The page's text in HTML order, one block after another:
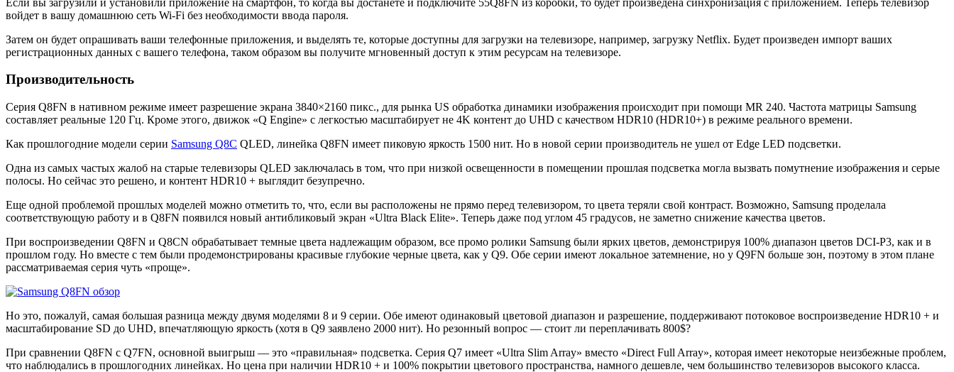
войдет в вашу домашнюю сеть Wi-Fi без необходимости ввода пароля.
Затем он будет опрашивать ваши телефонные приложения, и выделять те, которые доступны для загрузки на телевизоре, например, загрузку Netflix. Будет произведен импорт ваших
регистрационных данных с вашего телефона, таком образом вы получите мгновенный доступ к этим ресурсам на телевизоре.
Производительность
Серия Q8FN в нативном режиме имеет разрешение экрана 3840×2160 пикс., для рынка US обработка динамики изображения происходит при помощи MR 240. Частота матрицы Samsung
составляет реальные 120 Гц. Кроме этого, движок «Q Engine» с легкостью масштабирует не 4K контент до UHD с качеством HDR10 (HDR10+) в режиме реального времени.
Как прошлогодние модели серии Samsung Q8C QLED, линейка Q8FN имеет пиковую яркость 1500 нит. Но в новой серии производитель не ушел от Edge LED подсветки.
Одна из самых частых жалоб на старые телевизоры QLED заключалась в том, что при низкой освещенности в помещении прошлая подсветка могла вызвать помутнение изображения и серые
полосы. Но сейчас это решено, и контент HDR10 + выглядит безупречно.
Еще одной проблемой прошлых моделей можно отметить то, что, если вы расположены не прямо перед телевизором, то цвета теряли свой контраст. Возможно, Samsung проделала
соответствующую работу и в Q8FN появился новый антибликовый экран «Ultra Black Elite». Теперь даже под углом 45 градусов, не заметно снижение качества цветов.
При воспроизведении Q8FN и Q8CN обрабатывает темные цвета надлежащим образом, все промо ролики Samsung были ярких цветов, демонстрируя 100% диапазон цветов DCI-P3, как и в
прошлом году. Но вместе с тем были продемонстрированы красивые глубокие черные цвета, как у Q9. Обе серии имеют локальное затемнение, но у Q9FN больше зон, поэтому в этом плане
рассматриваемая серия чуть «проще».
Но это, пожалуй, самая большая разница между двумя моделями 8 и 9 серии. Обе имеют одинаковый цветовой диапазон и разрешение, поддерживают потоковое воспроизведение HDR10 + и
масштабирование SD до UHD, впечатляющую яркость (хотя в Q9 заявлено 2000 нит). Но резонный вопрос — стоит ли переплачивать 800$?
При сравнении Q8FN с Q7FN, основной выигрыш — это «правильная» подсветка. Серия Q7 имеет «Ultra Slim Array» вместо «Direct Full Array», которая имеет некоторые неизбежные проблем,
что наблюдались в прошлогодних линейках. Но цена при наличии HDR10 + и 100% покрытии цветового пространства, намного дешевле, чем большинство телевизоров высокого класса.